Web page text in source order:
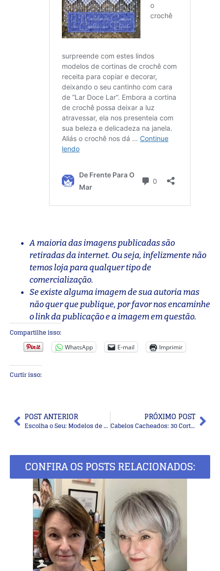
A maioria das imagens publicadas são
retiradas da internet. Ou seja, infelizmente não
temos loja para qualquer tipo de
comercialização.
Se existe alguma imagem de sua autoria mas
não quer que publique, por favor nos encaminhe
o link da publicação e a imagem em questão.
Compartilhe isso:
WhatsApp E-mail Imprimir
Curtir isso:
POST ANTERIOR
Escolha o Seu: Modelos de Bolsa em Crochê Summer Bag para Copiar e Arrasar!
PRÓXIMO POST
Cabelos Cacheados: 30 Cortes Modernos para Transformar seu Visual
CONFIRA OS POSTS RELACIONADOS: